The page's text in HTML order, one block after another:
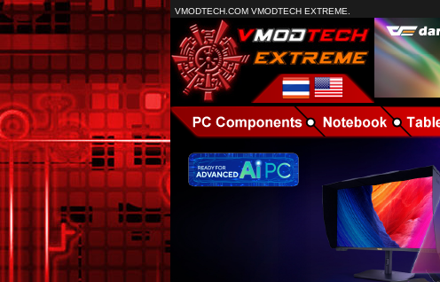
VMODTECH.COM VMODTECH EXTREME.